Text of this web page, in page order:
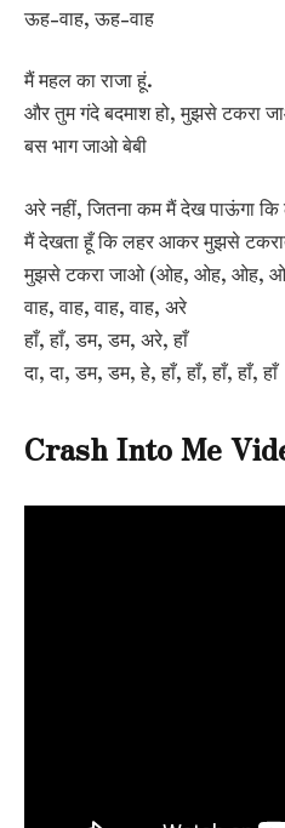
ऊह-वाह, ऊह-वाह
मैं महल का राजा हूं.
और तुम गंदे बदमाश हो, मुझसे टकरा
बस भाग जाओ बेबी
अरे नहीं, जितना कम मैं देख पाऊंगा
मैं देखता हूँ कि लहर आकर मुझसे
मुझसे टकरा जाओ (ओह, ओह, ओह,
वाह, वाह, वाह, वाह, अरे
हाँ, हाँ, डम, डम, अरे, हाँ
दा, दा, डम, डम, हे, हाँ, हाँ, हाँ, हाँ, हाँ
Crash Into Me